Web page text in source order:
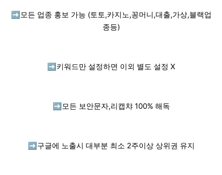
➡️ 모든 업종 홍보 가능 (토토,카지노,꽁머니,대출,가상,블랙업
종등)
➡️ 키워드만 설정하면 이외 별도 설정 X
➡️ 모든 보안문자,리캡챠 100% 해독
➡️ 구글에 노출시 대부분 최소 2주이상 상위권 유지